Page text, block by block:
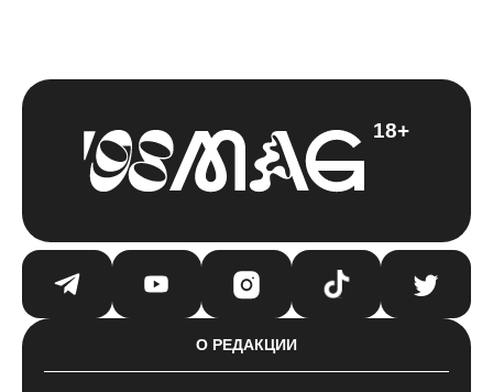
18+
О РЕДАКЦИИ